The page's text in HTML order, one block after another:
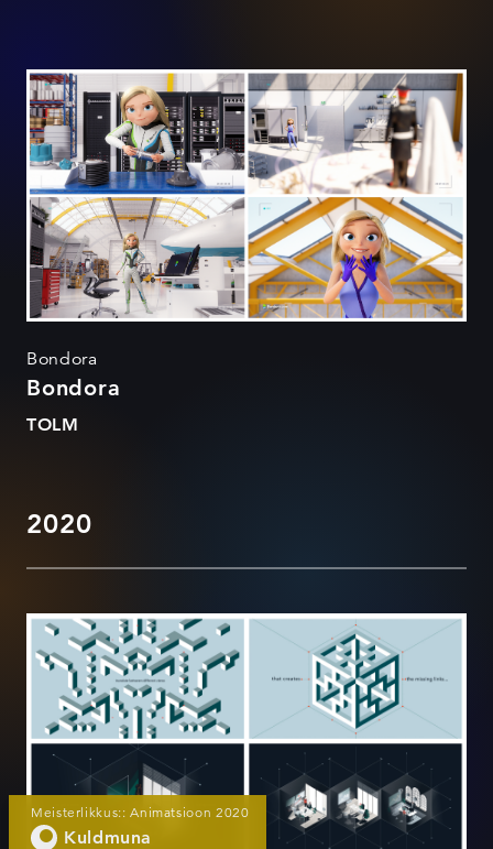
Bondora
Bondora
Bondora
TOLM
2020
Ellix Brand Film
Meisterlikkus:: Animatsioon 2020
Kuldmuna